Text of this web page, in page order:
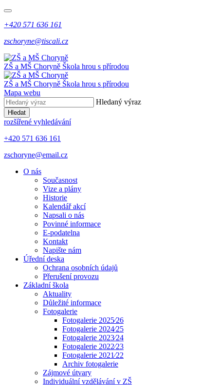
+420 571 636 161
zschoryne@tiscali.cz
ZŠ a MŠ Choryně Škola hrou s přírodou
ZŠ a MŠ Choryně Škola hrou s přírodou
Mapa webu
Hledaný výraz
Hledat
rozšířené vyhledávání
+420 571 636 161
zschoryne@email.cz
O nás
Současnost
Vize a plány
Historie
Kalendář akcí
Napsali o nás
Povinné informace
E-podatelna
Kontakt
Napište nám
Úřední deska
Ochrana osobních údajů
Přerušení provozu
Základní škola
Aktuality
Důležité informace
Fotogalerie
Fotogalerie 2025⁄26
Fotogalerie 2024⁄25
Fotogalerie 2023⁄24
Fotogalerie 2022⁄23
Fotogalerie 2021⁄22
Archiv fotogalerie
Zájmové útvary
Individuální vzdělávání v ZŠ